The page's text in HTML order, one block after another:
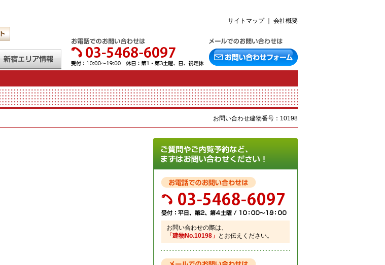
サイトマップ｜ 会社概要
お問い合わせ建物番号：10198
お問い合わせの際は、
「建物No.10198」 とお伝えください。